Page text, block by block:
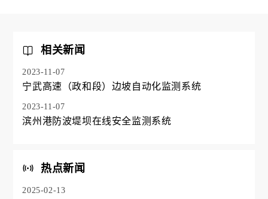
相关新闻
2023-11-07
宁武高速（政和段）边坡自动化监测系统
2023-11-07
滨州港防波堤坝在线安全监测系统
热点新闻
2025-02-13